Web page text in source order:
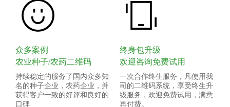
众多案例
农业种子/农药二维码
持续稳定的服务了国内众多知
名的种子企业，农药企业，并
获得客户一致的好评和良好的
口碑
终身包升级
欢迎咨询免费试用
一次合作终生服务，凡使用我
司的二维码系统，享受终生升
级服务，欢迎免费试用，满意
再付费。